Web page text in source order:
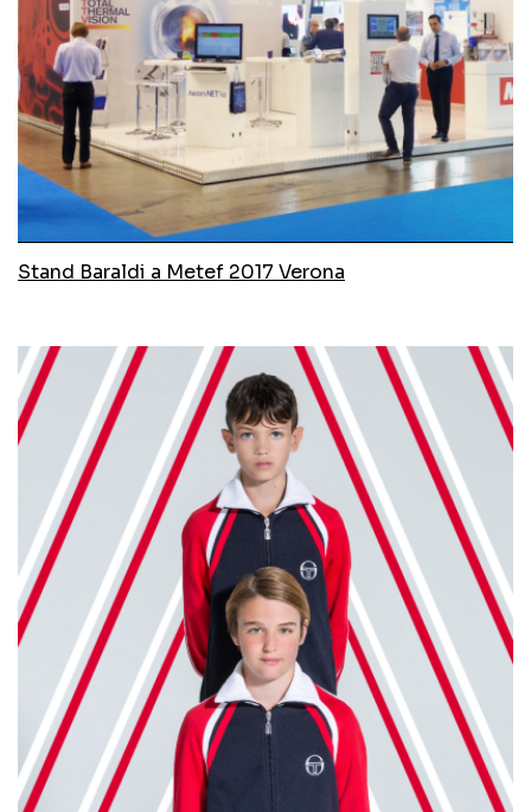
Stand Baraldi a Metef 2017 Verona